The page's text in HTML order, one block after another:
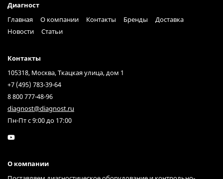
Диагност
Главная
О компании Контакты Бренды
Доставка
Новости
Статьи
Контакты
105318, Москва, Ткацкая улица, дом 1
+7 (495) 783-39-64
8 800 777-48-96
diagnost@diagnost.ru
Пн-Пт с 9:00 до 17:00
О компании